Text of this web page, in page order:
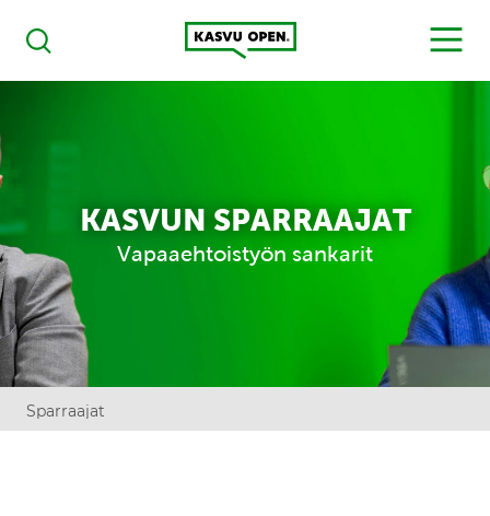
Haku
Kasvu Open
MENU
KASVUN SPARRAAJAT
Vapaaehtoistyön sankarit
Sparraajat